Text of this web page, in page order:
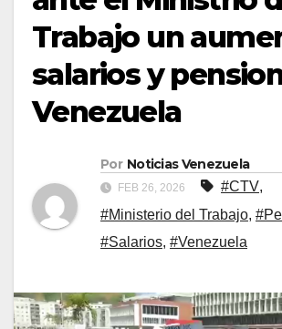
Trabajo un
salarios y
Venezuela
Por Noticias Venezuela
FEB 26, 2026 #CTV,
#Ministerio del Trabajo,
#Salarios, #Venezuela